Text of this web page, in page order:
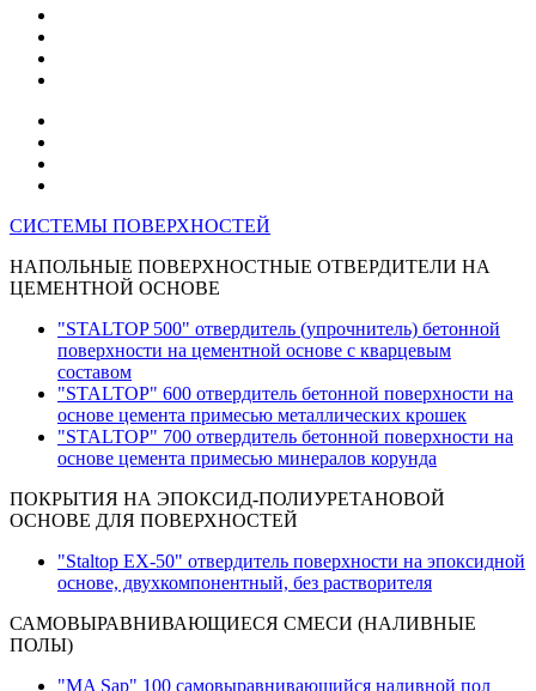
СИСТЕМЫ ПОВЕРХНОСТЕЙ
НАПОЛЬНЫЕ ПОВЕРХНОСТНЫЕ ОТВЕРДИТЕЛИ НА
ЦЕМЕНТНОЙ ОСНОВЕ
"STALTOP 500" отвердитель (упрочнитель) бетонной
поверхности на цементной основе с кварцевым
составом
"STALTOP" 600 отвердитель бетонной поверхности на
основе цемента примесью металлических крошек
"STALTOP" 700 отвердитель бетонной поверхности на
основе цемента примесью минералов корунда
ПОКРЫТИЯ НА ЭПОКСИД-ПОЛИУРЕТАНОВОЙ
ОСНОВЕ ДЛЯ ПОВЕРХНОСТЕЙ
"Staltop EX-50" отвердитель поверхности на эпоксидной
основе, двухкомпонентный, без растворителя
САМОВЫРАВНИВАЮЩИЕСЯ СМЕСИ (НАЛИВНЫЕ
ПОЛЫ)
"MA Şap" 100 самовыравнивающийся наливной пол